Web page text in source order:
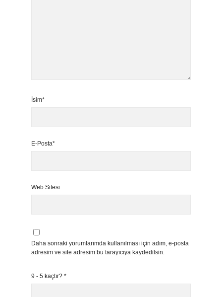
İsim*
E-Posta*
Web Sitesi
Daha sonraki yorumlarımda kullanılması için adım, e-posta
adresim ve site adresim bu tarayıcıya kaydedilsin.
9 - 5 kaçtır? *